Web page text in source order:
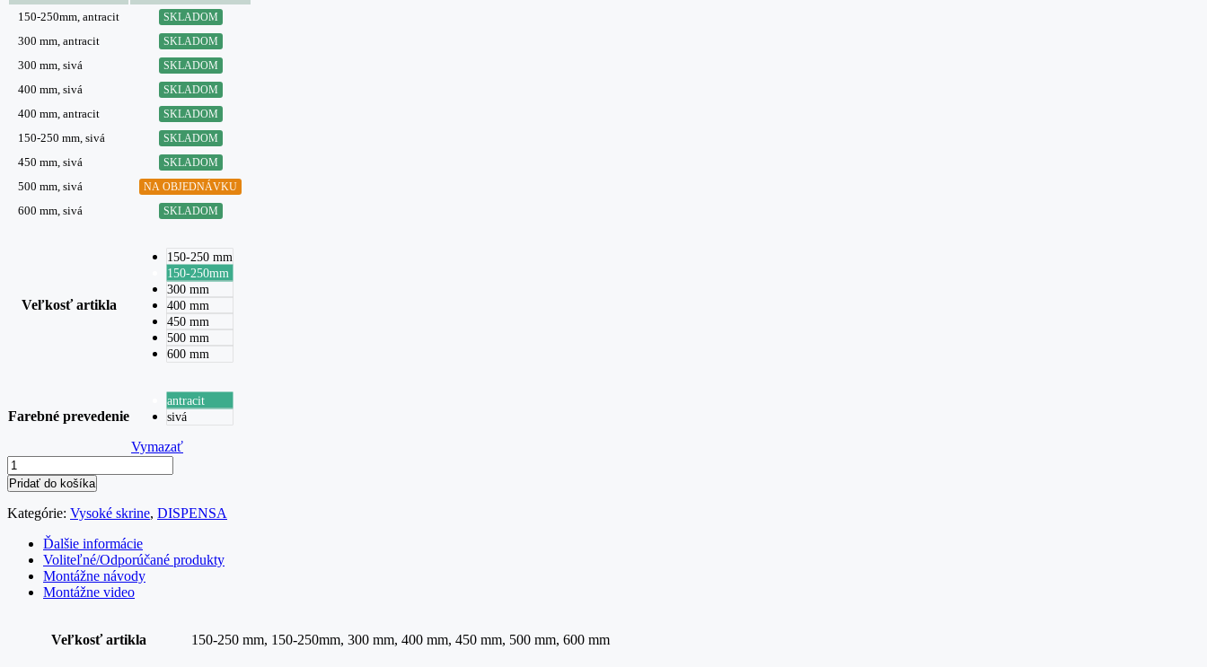
150-250mm, antracit
SKLADOM
300 mm, antracit
SKLADOM
300 mm, sivá
SKLADOM
400 mm, sivá
SKLADOM
400 mm, antracit
SKLADOM
150-250 mm, sivá
SKLADOM
450 mm, sivá
SKLADOM
500 mm, sivá
NA OBJEDNÁVKU
600 mm, sivá
SKLADOM
Veľkosť artikla
150-250 mm
150-250mm
300 mm
400 mm
450 mm
500 mm
600 mm
Farebné prevedenie
antracit
sivá
Vymazať
množstvo
Dispensa
-
uchytenie
Pridať do košíka
Kategórie: Vysoké skrine, DISPENSA
Ďalšie informácie
Voliteľné/Odporúčané produkty
Montážne návody
Montážne video
Veľkosť artikla 150-250 mm, 150-250mm, 300 mm, 400 mm, 450 mm, 500 mm, 600 mm